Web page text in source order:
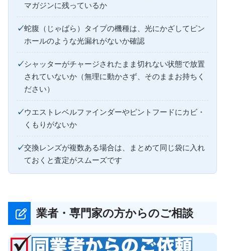
マガジンに残っているか
蛇腹（じゃばら）タイプの機種は、光にかざしてピン
ホールのような光漏れがないか確認
シャッターがチャージされたまま切れない状態で放置
されていないか（無理に動かさず、そのままお持ちく
ださい）
ウエストレベルファインダーやピントフードにカビ・
くもりがないか
交換レンズが複数ある場合は、まとめて同じ袋に入れ
ておくと査定がスムーズです
業者・専門家の方からのご相談